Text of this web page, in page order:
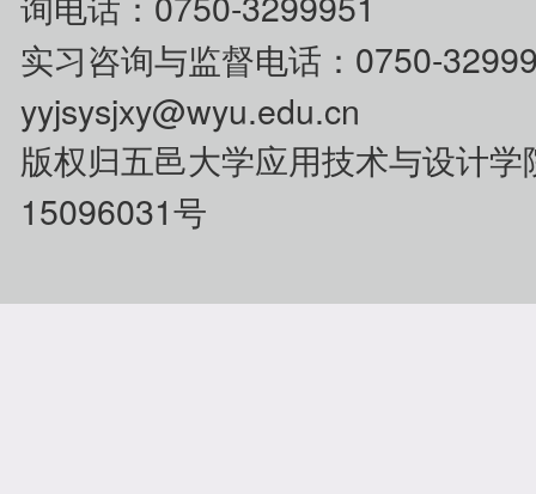
实习咨询与监督电话： 0750-
yyjsysjxy@wyu.edu.cn
版权归五邑大学应用技术与设计学
15096031号